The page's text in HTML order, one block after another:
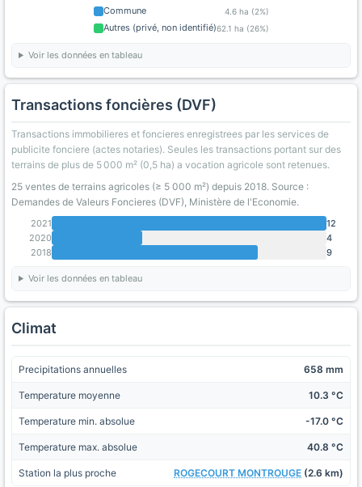
Commune 4.6 ha (2%)
Autres (privé, non identifié)62.1 ha (26%)
Voir les données en tableau
Transactions foncières (DVF)
Transactions immobilieres et foncieres enregistrees par les services de
publicite fonciere (actes notaries). Seules les transactions portant sur des
terrains de plus de 5 000 m² (0,5 ha) a vocation agricole sont retenues.
25 ventes de terrains agricoles (≥ 5 000 m²) depuis 2018. Source :
Demandes de Valeurs Foncieres (DVF), Ministère de l'Economie.
2021
12
2020
4
2018
9
Voir les données en tableau
Climat
Precipitations annuelles 658 mm
Temperature moyenne 10.3 °C
Temperature min. absolue -17.0 °C
Temperature max. absolue 40.8 °C
Station la plus proche ROGECOURT MONTROUGE (2.6 km)